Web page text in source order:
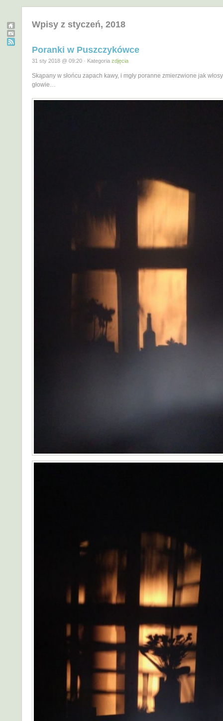
Wpisy z styczeń, 2018
Poranki w Puszczykówce
31 sty 2018 @ 09:20 · Kategoria zdjęcia
Skąpany w słońcu zapach kawy, i mgły poranne zmierzwione jak
głowie…